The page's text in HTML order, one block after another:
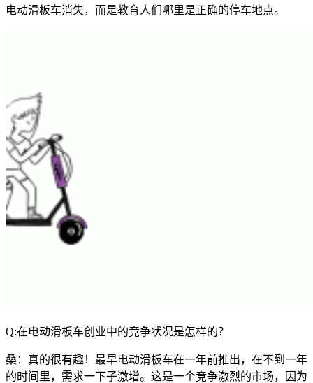
电动滑板车消失，而是教育人们哪里是正确的停车地点。
Q:在电动滑板车创业中的竞争状况是怎样的？
桑：真的很有趣！最早电动滑板车在一年前推出，在不到一年
的时间里，需求一下子激增。这是一个竞争激烈的市场，因为